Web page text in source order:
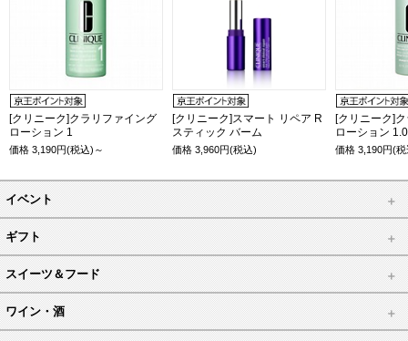
[クリニーク]クラリファイング
ローション 1
価格 3,190円(税込)～
[クリニーク]スマート リペア R
スティック バーム
価格3,960円(税込)
[クリニーク]
ローション 1.0
価格3,190円(
イベント
ギフト
スイーツ＆フード
ワイン・酒